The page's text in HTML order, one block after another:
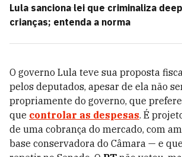
Lula sanciona lei que criminaliza
crianças; entenda a norma
O governo Lula teve sua proposta
pelos deputados, apesar de ela não
propriamente do governo, que
que controlar as despesas. É
de uma cobrança do mercado, com
base conservadora do Câmara — e